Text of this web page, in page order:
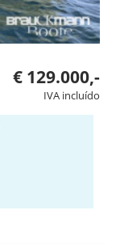
€ 129.000,-
IVA incluído